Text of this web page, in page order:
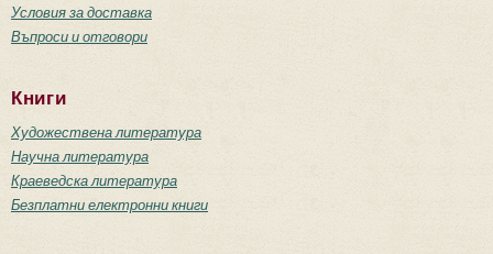
Условия за доставка
Въпроси и отговори
Книги
Художествена литература
Научна литература
Краеведска литература
Безплатни електронни книги